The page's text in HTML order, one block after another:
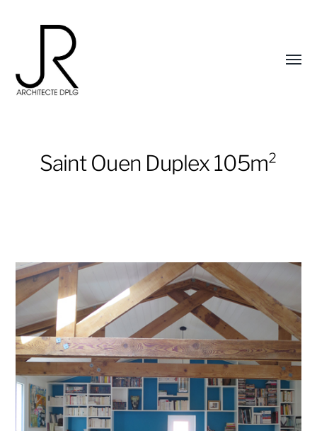
Julie
Rosier
Architecte
DPLG
Saint Ouen Duplex 105m²